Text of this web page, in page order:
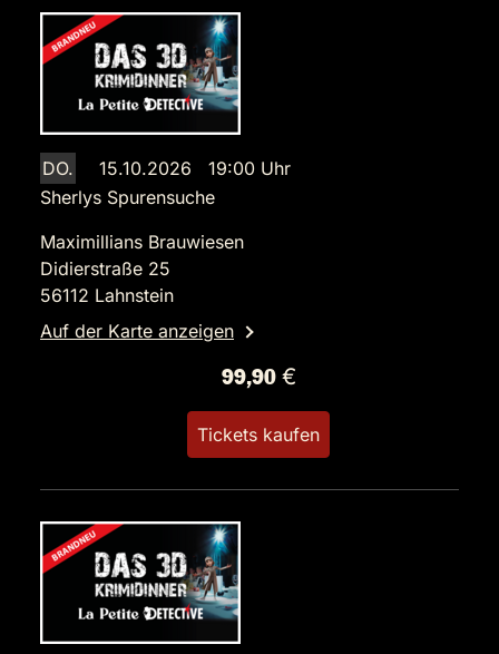
DO.
15.10.2026 19:00 Uhr
Sherlys Spurensuche
Maximillians Brauwiesen
Didierstraße 25
56112 Lahnstein
Auf der Karte anzeigen
99,90 €
Tickets kaufen